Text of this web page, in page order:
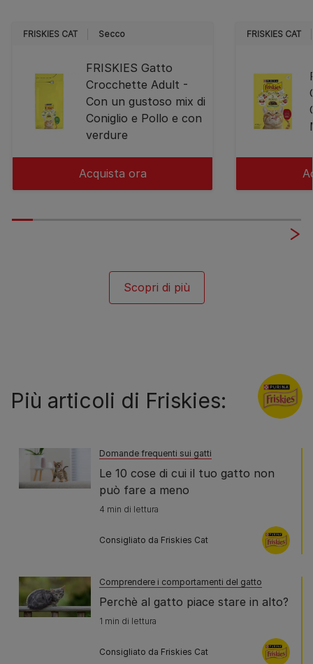
FRISKIES CAT Secco
FRISKIES Gatto
Crocchette Adult -
Con un gustoso mix di
Coniglio e Pollo e con
verdure
Acquista ora
FRISKIES CAT
Scopri di più
Più articoli di Friskies:
Domande frequenti sui gatti
Le 10 cose di cui il tuo gatto non
può fare a meno
4 min di lettura
Consigliato da Friskies Cat
Comprendere i comportamenti del gatto
Perchè al gatto piace stare in alto?
1 min di lettura
Consigliato da Friskies Cat